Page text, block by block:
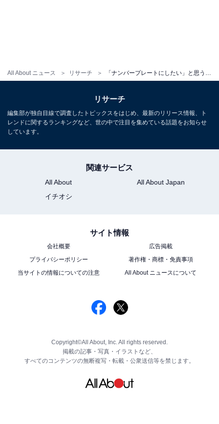
All About ニュース リサーチ
リサーチ
編集部が独自目線で調査したトピックスをはじめ、最新のリリース情報、ト
レンドに関するランキングなど、世の中で注目を集めている話題をお知らせ
しています。
関連サービス
All About
All About Japan
イチオシ
サイト情報
会社概要
広告掲載
プライバシーポリシー
著作権・商標・免責事項
当サイトの情報についての注意
All About ニュースについて
Copyright©All About, Inc. All rights reserved.
掲載の記事・写真・イラストなど、
すべてのコンテンツの無断複写・転載・公衆送信等を禁じます。